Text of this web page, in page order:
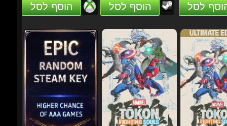
-63%
₪39.67
₪14.68 -13%
₪283.74
₪246.38 -22%